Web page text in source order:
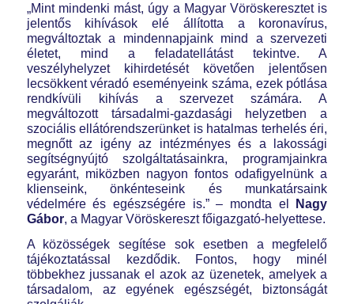
„Mint mindenki mást, úgy a Magyar Vöröskeresztet is
jelentős kihívások elé állította a koronavírus,
megváltoztak a mindennapjaink mind a szervezeti
életet, mind a feladatellátást tekintve. A
veszélyhelyzet kihirdetését követően jelentősen
lecsökkent véradó eseményeink száma, ezek pótlása
rendkívüli kihívás a szervezet számára. A
megváltozott társadalmi-gazdasági helyzetben a
szociális ellátórendszerünket is hatalmas terhelés éri,
megnőtt az igény az intézményes és a lakossági
segítségnyújtó szolgáltatásainkra, programjainkra
egyaránt, miközben nagyon fontos odafigyelnünk a
klienseink, önkénteseink és munkatársaink
védelmére és egészségére is.”– mondta el
Nagy
Gábor, a Magyar Vöröskereszt főigazgató-helyettese.
A közösségek segítése sok esetben a megfelelő
tájékoztatással kezdődik. Fontos, hogy minél
többekhez jussanak el azok az üzenetek, amelyek a
társadalom, az egyének egészségét, biztonságát